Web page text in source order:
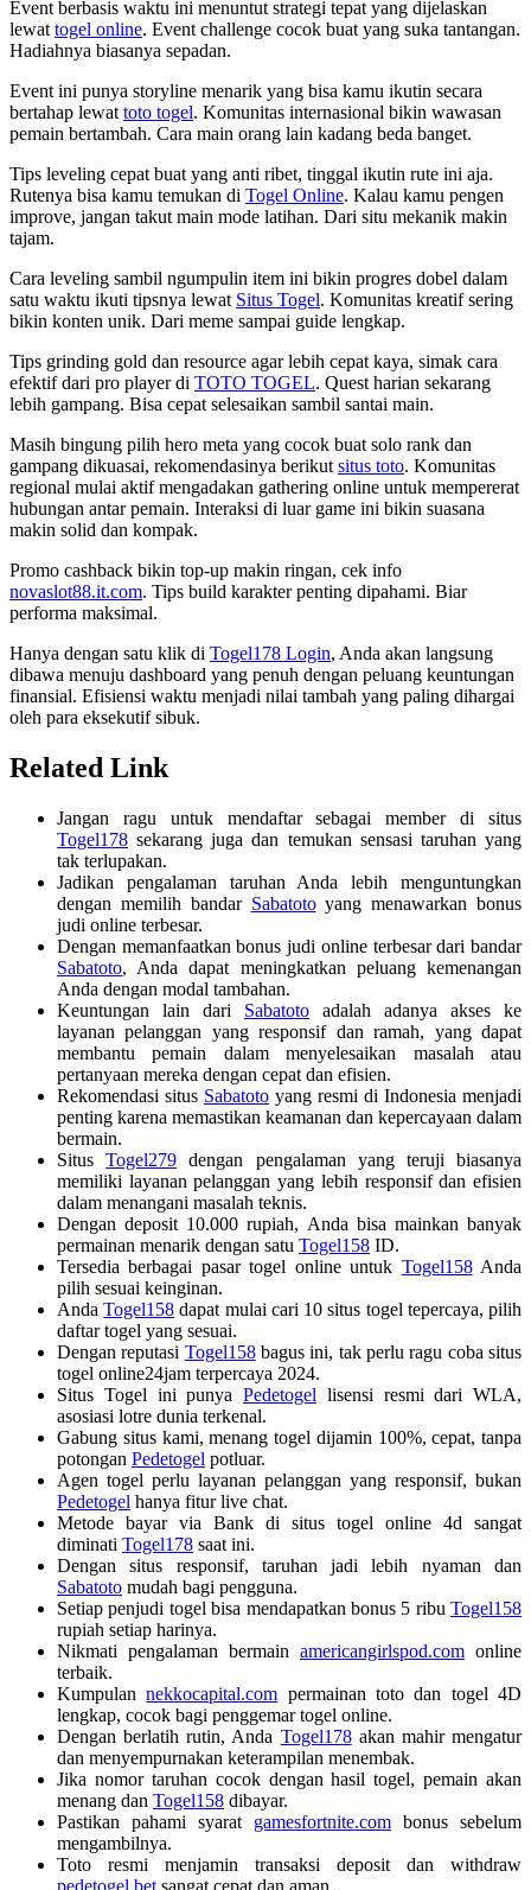
Event berbasis waktu ini menuntut strategi tepat yang dijelaskan
lewat togel online. Event challenge cocok buat yang suka tantangan.
Hadiahnya biasanya sepadan.
Event ini punya storyline menarik yang bisa kamu ikutin secara
bertahap lewat toto togel. Komunitas internasional bikin wawasan
pemain bertambah. Cara main orang lain kadang beda banget.
Tips leveling cepat buat yang anti ribet, tinggal ikutin rute ini aja.
Rutenya bisa kamu temukan di Togel Online. Kalau kamu pengen
improve, jangan takut main mode latihan. Dari situ mekanik makin
tajam.
Cara leveling sambil ngumpulin item ini bikin progres dobel dalam
satu waktu ikuti tipsnya lewat Situs Togel. Komunitas kreatif sering
bikin konten unik. Dari meme sampai guide lengkap.
Tips grinding gold dan resource agar lebih cepat kaya, simak cara
efektif dari pro player di TOTO TOGEL. Quest harian sekarang
lebih gampang. Bisa cepat selesaikan sambil santai main.
Masih bingung pilih hero meta yang cocok buat solo rank dan
gampang dikuasai, rekomendasinya berikut situs toto. Komunitas
regional mulai aktif mengadakan gathering online untuk mempererat
hubungan antar pemain. Interaksi di luar game ini bikin suasana
makin solid dan kompak.
Promo cashback bikin top-up makin ringan, cek info
novaslot88.it.com. Tips build karakter penting dipahami. Biar
performa maksimal.
Hanya dengan satu klik di Togel178 Login, Anda akan langsung
dibawa menuju dashboard yang penuh dengan peluang keuntungan
finansial. Efisiensi waktu menjadi nilai tambah yang paling dihargai
oleh para eksekutif sibuk.
Related Link
Jangan ragu untuk mendaftar sebagai member di situs
Togel178 sekarang juga dan temukan sensasi taruhan yang
tak terlupakan.
Jadikan pengalaman taruhan Anda lebih menguntungkan
dengan memilih bandar Sabatotoyang menawarkan bonus
judi online terbesar.
Dengan memanfaatkan bonus judi online terbesar dari bandar
Sabatoto, Anda dapat meningkatkan peluang kemenangan
Anda dengan modal tambahan.
Keuntungan lain dari Sabatoto adalah adanya akses ke
layanan pelanggan yang responsif dan ramah, yang dapat
membantu pemain dalam menyelesaikan masalah atau
pertanyaan mereka dengan cepat dan efisien.
Rekomendasi situs Sabatoto yang resmi di Indonesia menjadi
penting karena memastikan keamanan dan kepercayaan dalam
bermain.
SitusTogel279 dengan pengalaman yang teruji biasanya
memiliki layanan pelanggan yang lebih responsif dan efisien
dalam menangani masalah teknis.
Dengan deposit 10.000 rupiah, Anda bisa mainkan banyak
permainan menarik dengan satu Togel158 ID.
Tersedia berbagai pasar togel online untuk Togel158Anda
pilih sesuai keinginan.
AndaTogel158 dapat mulai cari 10 situs togel tepercaya, pilih
daftar togel yang sesuai.
Dengan reputasi Togel158bagus ini, tak perlu ragu coba situs
togel online24jam terpercaya 2024.
Situs Togel ini punya Pedetogel lisensi resmi dari WLA,
asosiasi lotre dunia terkenal.
Gabung situs kami, menang togel dijamin 100%, cepat, tanpa
potongan Pedetogel potluar.
Agen togel perlu layanan pelanggan yang responsif, bukan
Pedetogel hanya fitur live chat.
Metode bayar via Bank di situs togel online 4d sangat
diminati Togel178 saat ini.
Dengan situs responsif, taruhan jadi lebih nyaman dan
Sabatoto mudah bagi pengguna.
Setiap penjudi togel bisa mendapatkan bonus 5 ribu Togel158
rupiah setiap harinya.
Nikmati pengalaman bermain americangirlspod.com online
terbaik.
Kumpulannekkocapital.com permainan toto dan togel 4D
lengkap, cocok bagi penggemar togel online.
Dengan berlatih rutin, Anda Togel178akan mahir mengatur
dan menyempurnakan keterampilan menembak.
Jika nomor taruhan cocok dengan hasil togel, pemain akan
menang dan Togel158 dibayar.
Pastikan pahami syarat gamesfortnite.com bonus sebelum
mengambilnya.
Toto resmi menjamin transaksi deposit dan withdraw
pedetogel.bet sangat cepat dan aman.